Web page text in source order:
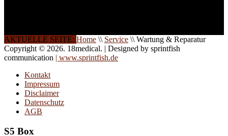
AKTUELLE SEITE: Home \\ Service \\ Wartung & Reparatur
Copyright © 2026. 18medical. | Designed by sprintfish
communication | www.sprintfish.de
Kontakt
Impressum
Disclaimer
Datenschutz
AGB
S5 Box